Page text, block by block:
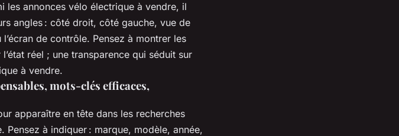
les annonces vélo électrique à vendre, il
angles : côté droit, côté gauche, vue de
de contrôle. Pensez à montrer les
réel ; une transparence qui séduit sur
à vendre.
mots-clés efficaces,
apparaître en tête dans les recherches
à indiquer : marque, modèle, année,